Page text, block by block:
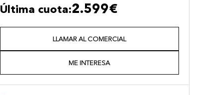
Última cuota:2.599€
LLAMAR AL COMERCIAL
ME INTERESA